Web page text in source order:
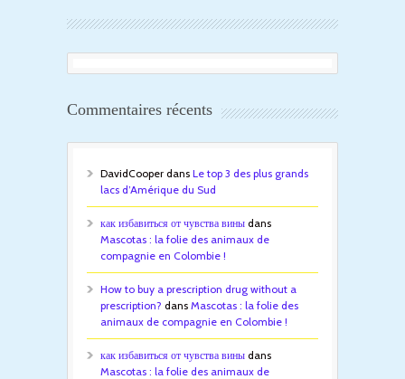
Commentaires récents
DavidCooper dans Le top 3 des plus grands
lacs d’Amérique du Sud
как избавиться от чувства вины dans
Mascotas : la folie des animaux de
compagnie en Colombie !
How to buy a prescription drug without a
prescription? dans Mascotas : la folie des
animaux de compagnie en Colombie !
как избавиться от чувства вины dans
Mascotas : la folie des animaux de